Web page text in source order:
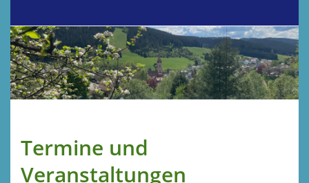
Termine und
Veranstaltungen